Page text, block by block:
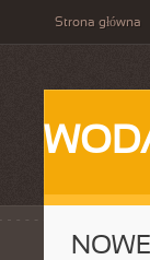
Strona główna